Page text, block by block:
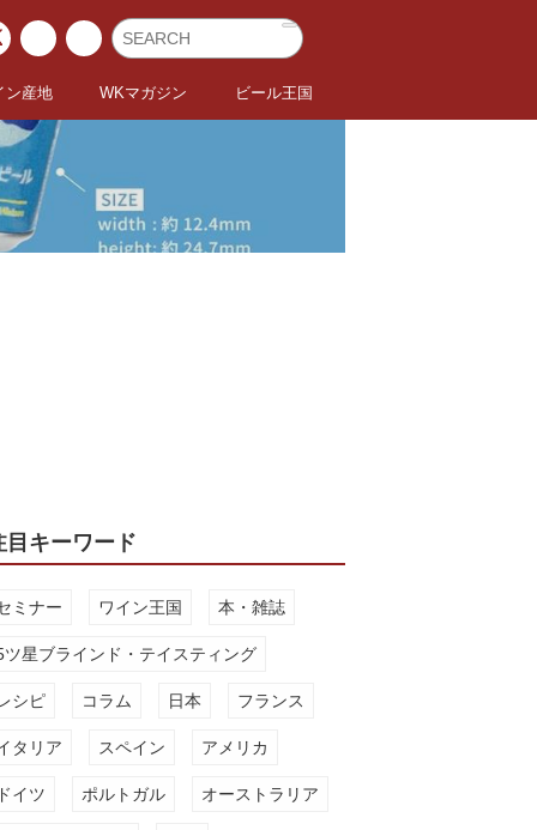
ン産地 WKマガジン ビール王国
目キーワード
ミナー ワイン王国 本・雑誌
ツ星ブラインド・テイスティング
シピ コラム 日本 フランス
タリア スペイン アメリカ
イツ ポルトガル オーストラリア